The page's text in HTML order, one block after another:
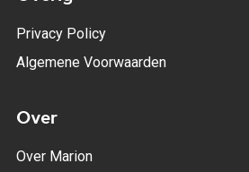
Privacy Policy
Algemene Voorwaarden
Over
Over Marion